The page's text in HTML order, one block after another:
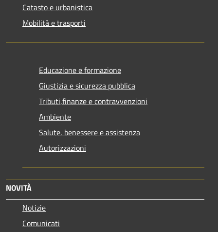
Catasto e urbanistica
Mobilità e trasporti
Educazione e formazione
Giustizia e sicurezza pubblica
Tributi,finanze e contravvenzioni
Ambiente
Salute, benessere e assistenza
Autorizzazioni
NOVITÀ
Notizie
Comunicati